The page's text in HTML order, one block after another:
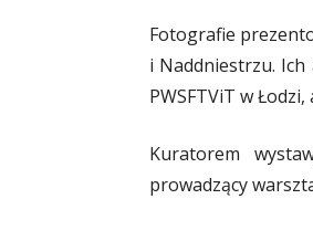
Fotografie
i Naddniestrzu.
PWSFTViT w
Kuratorem
prowadzący